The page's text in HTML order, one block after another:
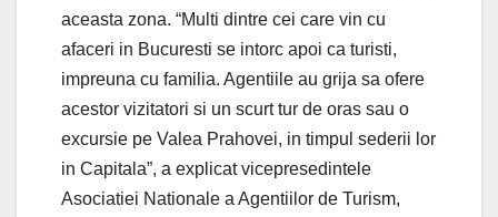
aceasta zona. “Multi dintre cei care vin cu
afaceri in Bucuresti se intorc apoi ca turisti,
impreuna cu familia. Agentiile au grija sa ofere
acestor vizitatori si un scurt tur de oras sau o
excursie pe Valea Prahovei, in timpul sederii lor
in Capitala”, a explicat vicepresedintele
Asociatiei Nationale a Agentiilor de Turism,